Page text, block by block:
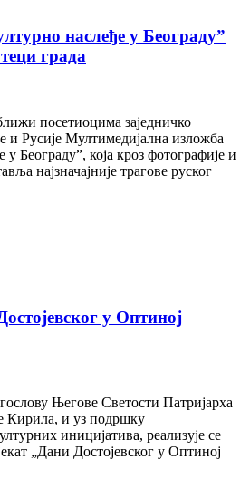
наслеђе у Београду”
града
посетиоцима заједничко
и Русије Мултимедијална изложба
у Београду”, која кроз фотографије и
најзначајније трагове руског
у Оптиној
Његове Светости Патријарха
Кирила, и уз подршку
иницијатива, реализује се
„Дани Достојевског у Оптиној